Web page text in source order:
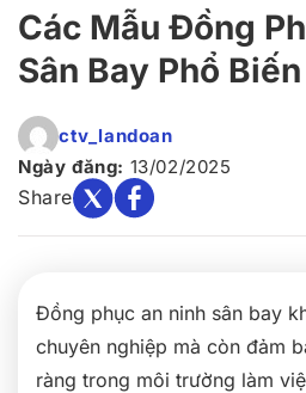
Các Mẫu Đồng
Sân Bay Phổ
ctv_landoan
Ngày đăng: 13/02/2025
Share
Đồng phục an ninh sân bay
chuyên nghiệp mà còn đảm
ràng trong môi trường làm